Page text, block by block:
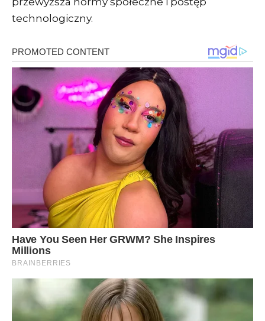
technologiczny.